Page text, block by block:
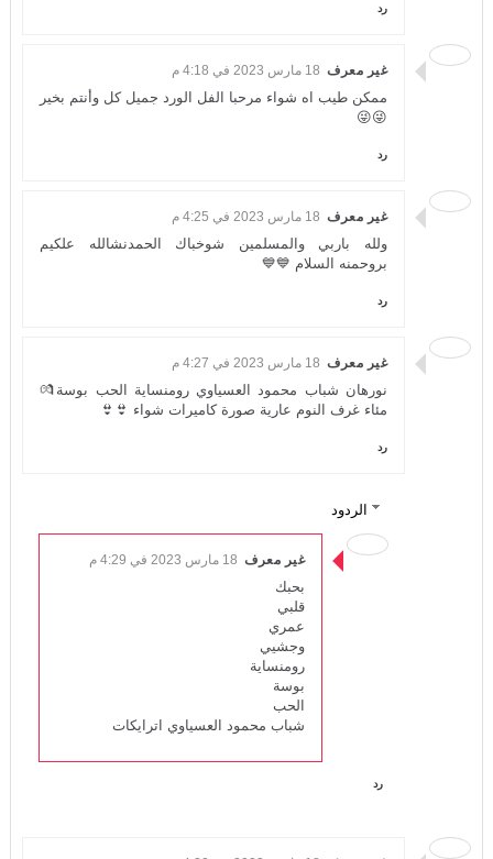
رد
غير معرف 18 مارس 2023 في 4:18 م
ممكن طيب اه شواء مرحبا الفل الورد جميل كل وأنتم بخير
😜😜
رد
غير معرف 18 مارس 2023 في 4:25 م
ولله باربي والمسلمين شوخباك الحمدنشالله علكيم
بروحمنه السلام 💙💙
رد
غير معرف 18 مارس 2023 في 4:27 م
نورهان شباب محمود العسياوي رومنساية الحب بوسة💏
مئاء غرف النوم عارية صورة كاميرات شواء 👙👙
رد
الردود
غير معرف 18 مارس 2023 في 4:29 م
بحبك
قلبي
عمري
وجشيي
رومنساية
بوسة
الحب
شباب محمود العسياوي اترايكات
رد